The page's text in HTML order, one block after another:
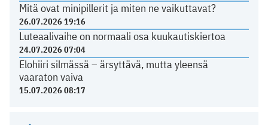
Mitä ovat minipillerit ja miten ne vaikuttavat?
26.07.2026 19:16
Luteaalivaihe on normaali osa kuukautiskiertoa
24.07.2026 07:04
Elohiiri silmässä – ärsyttävä, mutta yleensä
vaaraton vaiva
15.07.2026 08:17